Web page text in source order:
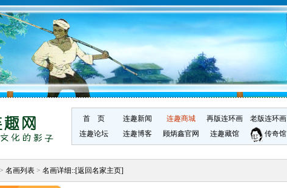
首 页 连趣新闻 连趣商城 再版连环画 老版连环画
连趣论坛
连趣博客 顾炳鑫官网 连趣藏馆 传奇馆
名画列表> 名画详细::[返回名家主页]